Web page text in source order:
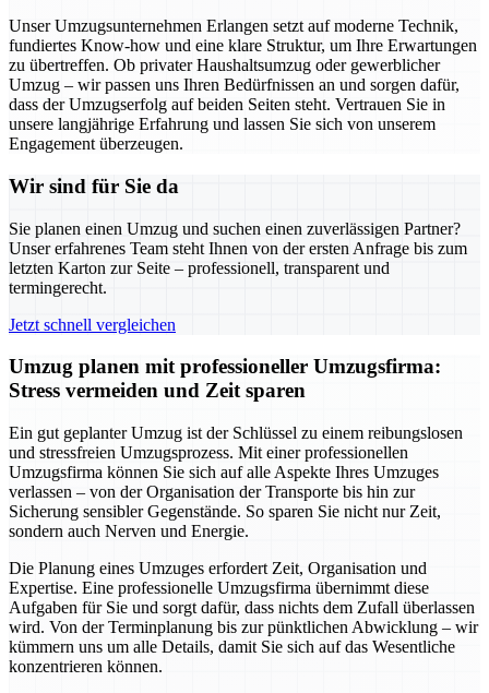
Unser Umzugsunternehmen Erlangen setzt auf moderne Technik,
fundiertes Know-how und eine klare Struktur, um Ihre Erwartungen
zu übertreffen. Ob privater Haushaltsumzug oder gewerblicher
Umzug – wir passen uns Ihren Bedürfnissen an und sorgen dafür,
dass der Umzugserfolg auf beiden Seiten steht. Vertrauen Sie in
unsere langjährige Erfahrung und lassen Sie sich von unserem
Engagement überzeugen.
Wir sind für Sie da
Sie planen einen Umzug und suchen einen zuverlässigen Partner?
Unser erfahrenes Team steht Ihnen von der ersten Anfrage bis zum
letzten Karton zur Seite – professionell, transparent und
termingerecht.
Jetzt schnell vergleichen
Umzug planen mit professioneller Umzugsfirma:
Stress vermeiden und Zeit sparen
Ein gut geplanter Umzug ist der Schlüssel zu einem reibungslosen
und stressfreien Umzugsprozess. Mit einer professionellen
Umzugsfirma können Sie sich auf alle Aspekte Ihres Umzuges
verlassen – von der Organisation der Transporte bis hin zur
Sicherung sensibler Gegenstände. So sparen Sie nicht nur Zeit,
sondern auch Nerven und Energie.
Die Planung eines Umzuges erfordert Zeit, Organisation und
Expertise. Eine professionelle Umzugsfirma übernimmt diese
Aufgaben für Sie und sorgt dafür, dass nichts dem Zufall überlassen
wird. Von der Terminplanung bis zur pünktlichen Abwicklung – wir
kümmern uns um alle Details, damit Sie sich auf das Wesentliche
konzentrieren können.